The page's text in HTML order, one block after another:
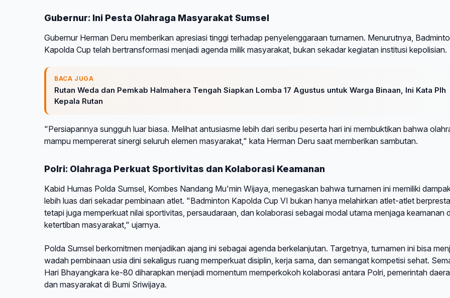
Gubernur: Ini Pesta Olahraga Masyarakat Sumsel
Gubernur Herman Deru memberikan apresiasi tinggi terhadap penyelenggaraan turnamen. Menurutnya,
Kapolda Cup telah bertransformasi menjadi agenda milik masyarakat, bukan sekadar kegiatan institusi kepolisian.
BACA JUGA
Rutan Weda dan Pemkab Halmahera Tengah Siapkan Lomba 17 Agustus untuk Warga Binaan, Ini Kata Plh
Kepala Rutan
"Persiapannya sungguh luar biasa. Melihat antusiasme lebih dari seribu peserta hari ini membuktikan bahwa
mampu mempererat sinergi seluruh elemen masyarakat," kata Herman Deru saat memberikan sambutan.
Polri: Olahraga Perkuat Sportivitas dan Kolaborasi Keamanan
Kabid Humas Polda Sumsel, Kombes Nandang Mu'min Wijaya, menegaskan bahwa turnamen ini memiliki
lebih luas dari sekadar pembinaan atlet. "Badminton Kapolda Cup VI bukan hanya melahirkan atlet-atlet
tetapi juga memperkuat nilai sportivitas, persaudaraan, dan kolaborasi sebagai modal utama menjaga keamanan
ketertiban masyarakat," ujarnya.
Polda Sumsel berkomitmen menjadikan ajang ini sebagai agenda berkelanjutan. Targetnya, turnamen ini bisa
wadah pembinaan usia dini sekaligus ruang memperkuat disiplin, kerja sama, dan semangat kompetisi sehat.
Hari Bhayangkara ke-80 diharapkan menjadi momentum memperkokoh kolaborasi antara Polri, pemerintah
dan masyarakat di Bumi Sriwijaya.